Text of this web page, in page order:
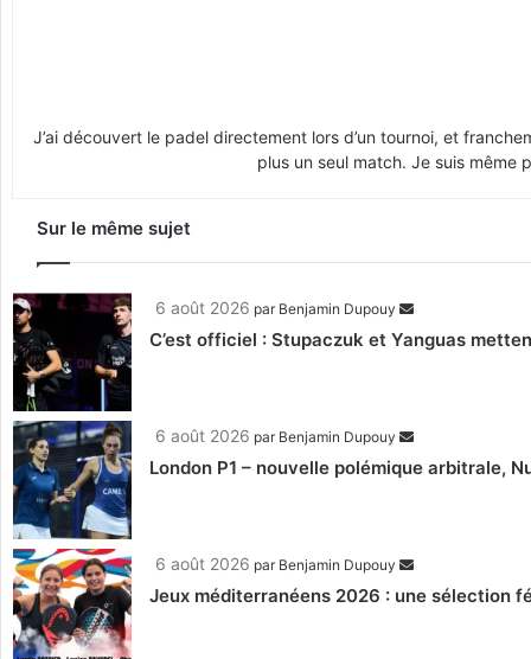
J’ai découvert le padel directement lors d’un tournoi, et
plus un seul match. Je suis même
Sur le même sujet
6 août 2026 par Benjamin Dupouy
C’est officiel : Stupaczuk et Yanguas
6 août 2026 par Benjamin Dupouy
London P1 – nouvelle polémique arbitrale,
6 août 2026 par Benjamin Dupouy
Jeux méditerranéens 2026 : une sélection